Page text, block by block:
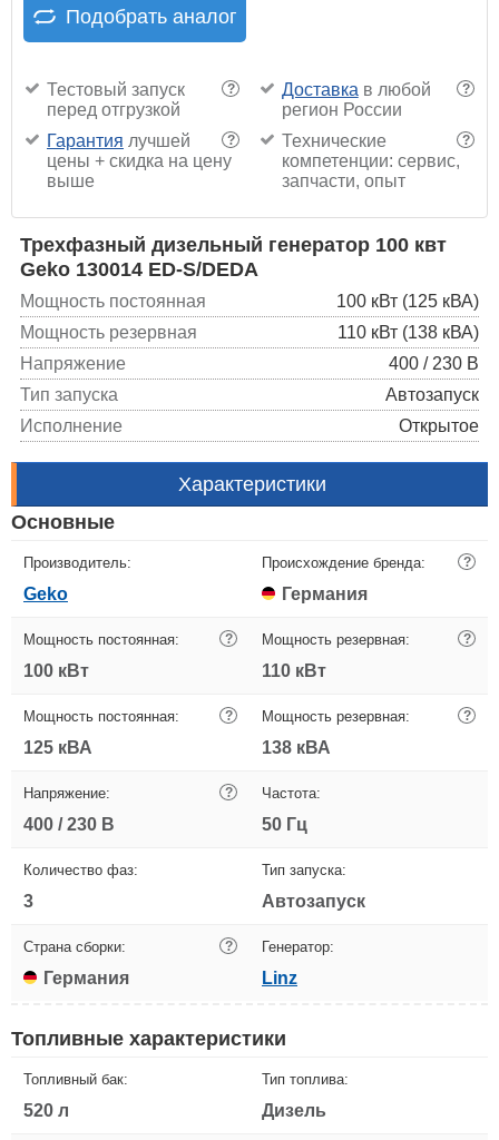
Подобрать аналог
?
Тестовый запуск
перед отгрузкой
?
Доставка в любой
регион России
?
Гарантия лучшей
цены + скидка на цену
выше
?
Технические
компетенции: сервис,
запчасти, опыт
Трехфазный дизельный генератор 100 квт
Geko 130014 ED-S/DEDA
Мощность постоянная
100 кВт (125 кВА)
Мощность резервная
110 кВт (138 кВА)
Напряжение
400 / 230 В
Тип запуска
Автозапуск
Исполнение
Открытое
Характеристики
Основные
Производитель:
Geko
Происхождение бренда: ?
Германия
Мощность постоянная: ?
100 кВт
Мощность резервная: ?
110 кВт
Мощность постоянная: ?
125 кВА
Мощность резервная: ?
138 кВА
Напряжение: ?
400 / 230 В
Частота:
50 Гц
Количество фаз:
3
Тип запуска:
Автозапуск
Страна сборки: ?
Германия
Генератор:
Linz
Топливные характеристики
Топливный бак:
520 л
Тип топлива:
Дизель